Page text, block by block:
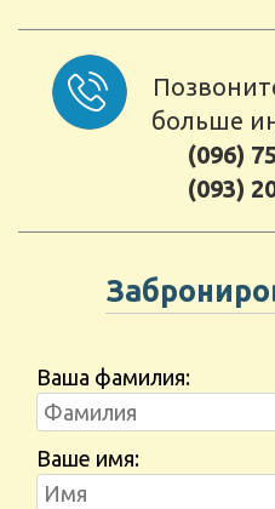
больше
(096)
(093)
Ваша фамилия:
Ваше имя: